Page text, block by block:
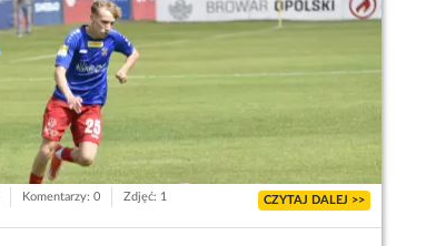
Komentarzy: 0 Zdjęć: 1 CZYTAJ DALEJ >>